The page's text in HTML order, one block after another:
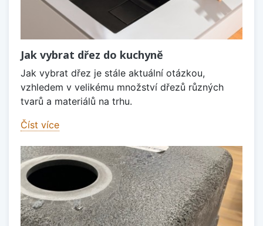
Jak vybrat dřez do kuchyně
Jak vybrat dřez je stále aktuální otázkou,
vzhledem v velikému množství dřezů různých
tvarů a materiálů na trhu.
Číst více